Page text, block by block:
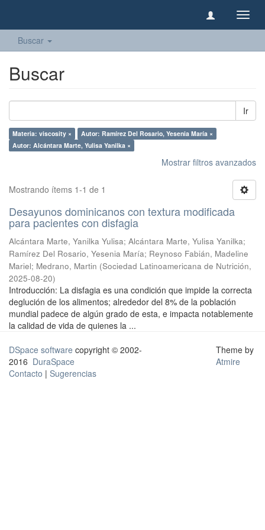
Buscar
Buscar
Ir
Materia: viscosity ×
Autor: Ramírez Del Rosario, Yesenia María ×
Autor: Alcántara Marte, Yulisa Yanilka ×
Mostrar filtros avanzados
Mostrando ítems 1-1 de 1
Desayunos dominicanos con textura modificada
para pacientes con disfagia
Alcántara Marte, Yanilka Yulisa; Alcántara Marte, Yulisa Yanilka;
Ramírez Del Rosario, Yesenia María; Reynoso Fabián, Madeline
Mariel; Medrano, Martin (Sociedad Latinoamericana de Nutrición,
2025-08-20)
Introducción: La disfagia es una condición que impide la correcta
deglución de los alimentos; alrededor del 8% de la población
mundial padece de algún grado de esta, e impacta notablemente
la calidad de vida de quienes la ...
DSpace software copyright © 2002-
2016 DuraSpace
Contacto | Sugerencias
Theme by
Atmire